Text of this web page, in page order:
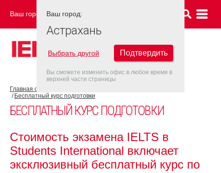
Ваш город: АСТРАХАНЬ
Главная страница
Бесплатный курс подготовки
БЕСПЛАТНЫЙ КУРС ПОДГОТОВКИ
Стоимость экзамена IELTS в
Students International включает
эксклюзивный бесплатный курс по
Ваш город:
Астрахань
Выбрать другой Подтвердить
Вы сможете изменить офис в любое время в
верхней части страницы